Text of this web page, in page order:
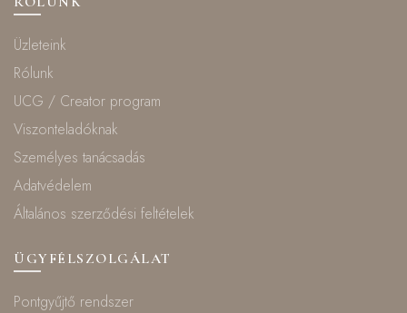
Üzleteink
Rólunk
UCG / Creator program
Viszonteladóknak
Személyes tanácsadás
Adatvédelem
Általános szerződési feltételek
ÜGYFÉLSZOLGÁLAT
Pontgyűjtő rendszer